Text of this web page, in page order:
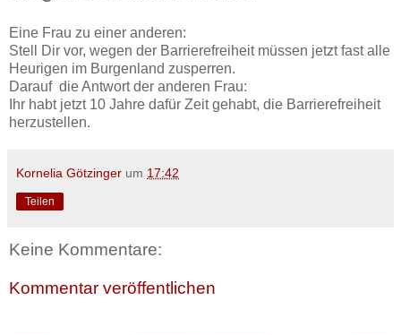
Eine Frau zu einer anderen:
Stell Dir vor, wegen der Barrierefreiheit müssen jetzt fast alle
Heurigen im Burgenland zusperren.
Darauf die Antwort der anderen Frau:
Ihr habt jetzt 10 Jahre dafür Zeit gehabt, die Barrierefreiheit
herzustellen.
Kornelia Götzinger um 17:42
Teilen
Keine Kommentare:
Kommentar veröffentlichen